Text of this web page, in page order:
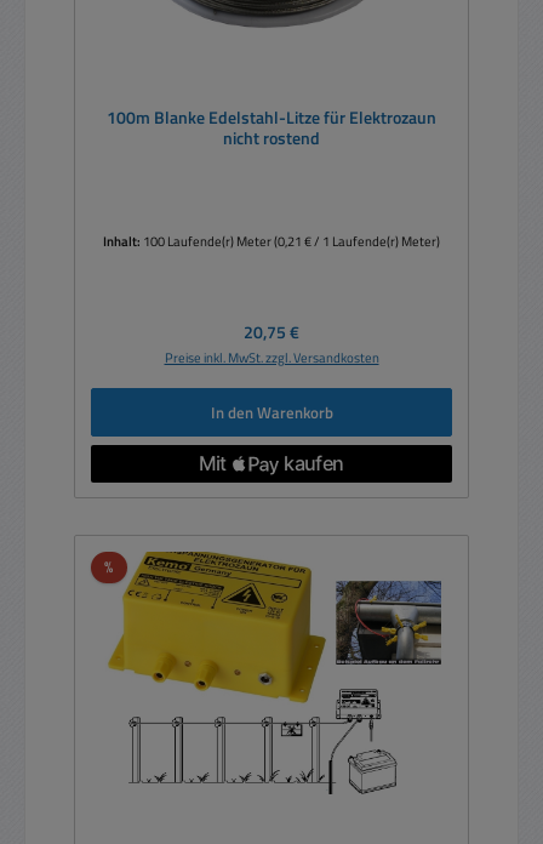
100m Blanke Edelstahl-Litze für Elektrozaun
nicht rostend
Inhalt: 100 Laufende(r) Meter(0,21 € / 1 Laufende(r) Meter)
Regulärer Preis:
20,75 €
Preise inkl. MwSt. zzgl. Versandkosten
In den Warenkorb
%Rabatt